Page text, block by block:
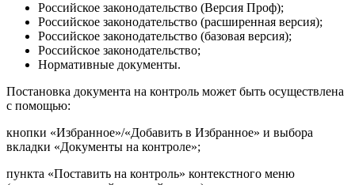
Российское законодательство (Версия Проф);
Российское законодательство (расширенная версия);
Российское законодательство (базовая версия);
Российское законодательство;
Нормативные документы.
Постановка документа на контроль может быть осуществлена
с помощью:
кнопки «Избранное»/«Добавить в Избранное» и выбора
вкладки «Документы на контроле»;
пункта «Поставить на контроль» контекстного меню